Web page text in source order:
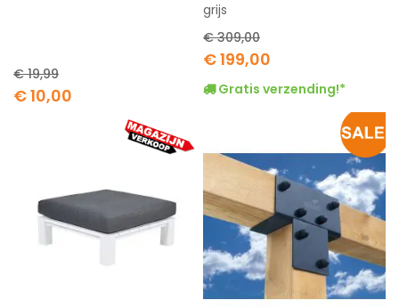
Special
Price
€ 10,00
€ 19,99
grijs
Special
Price
€ 199,00
€ 309,00
Gratis verzending!*